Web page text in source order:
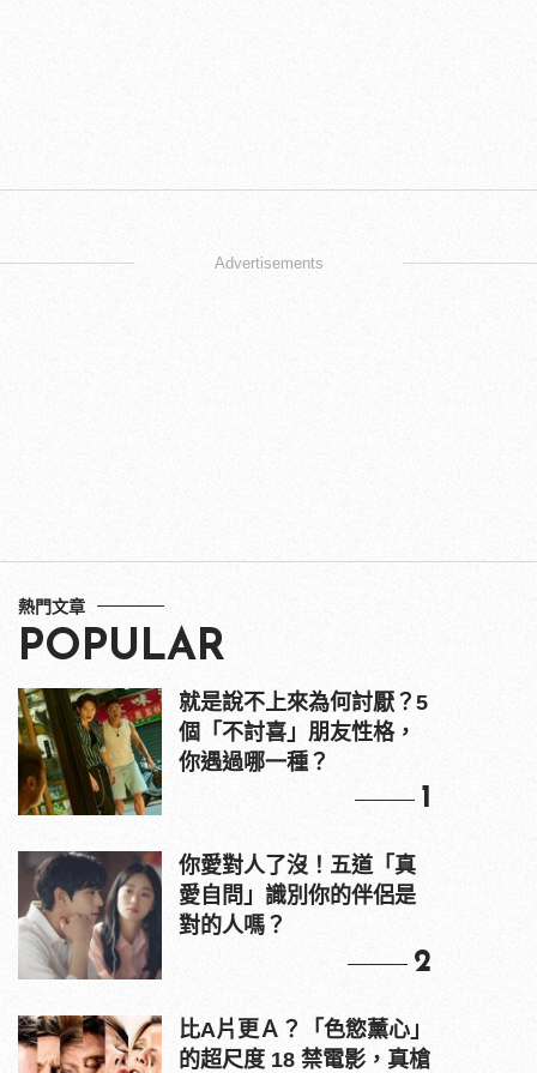
Advertisements
熱門文章
POPULAR
就是說不上來為何討厭？5
個「不討喜」朋友性格，
你遇過哪一種？
1
你愛對人了沒！五道「真
愛自問」識別你的伴侶是
對的人嗎？
2
比A片更Ａ？「色慾薰心」
的超尺度 18 禁電影，真槍